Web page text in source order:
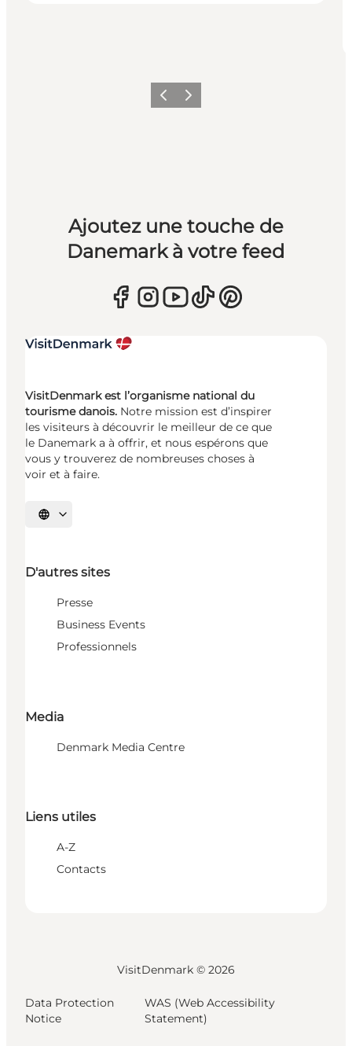
PrécédentSuivant
Ajoutez une touche de
Danemark à votre feed
VisitDenmark est l’organisme national du
tourisme danois. Notre mission est d’inspirer
les visiteurs à découvrir le meilleur de ce que
le Danemark a à offrir, et nous espérons que
vous y trouverez de nombreuses choses à
voir et à faire.
Choisissez la langue
D'autres sites
Presse
Business Events
Professionnels
Media
Denmark Media Centre
Liens utiles
A-Z
Contacts
VisitDenmark © 2026
Data Protection
Notice
WAS (Web Accessibility
Statement)